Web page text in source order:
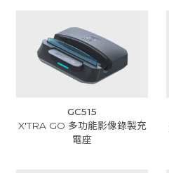
GC515
X'TRA GO 多功能影像錄製充
電座